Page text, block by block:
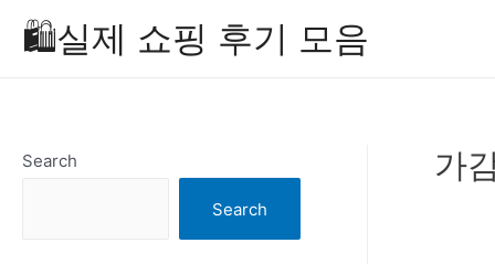
Skip
🛍️실제 쇼핑 후기 모음
Search
Search
가